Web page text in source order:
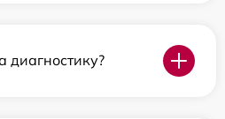
диагностику?